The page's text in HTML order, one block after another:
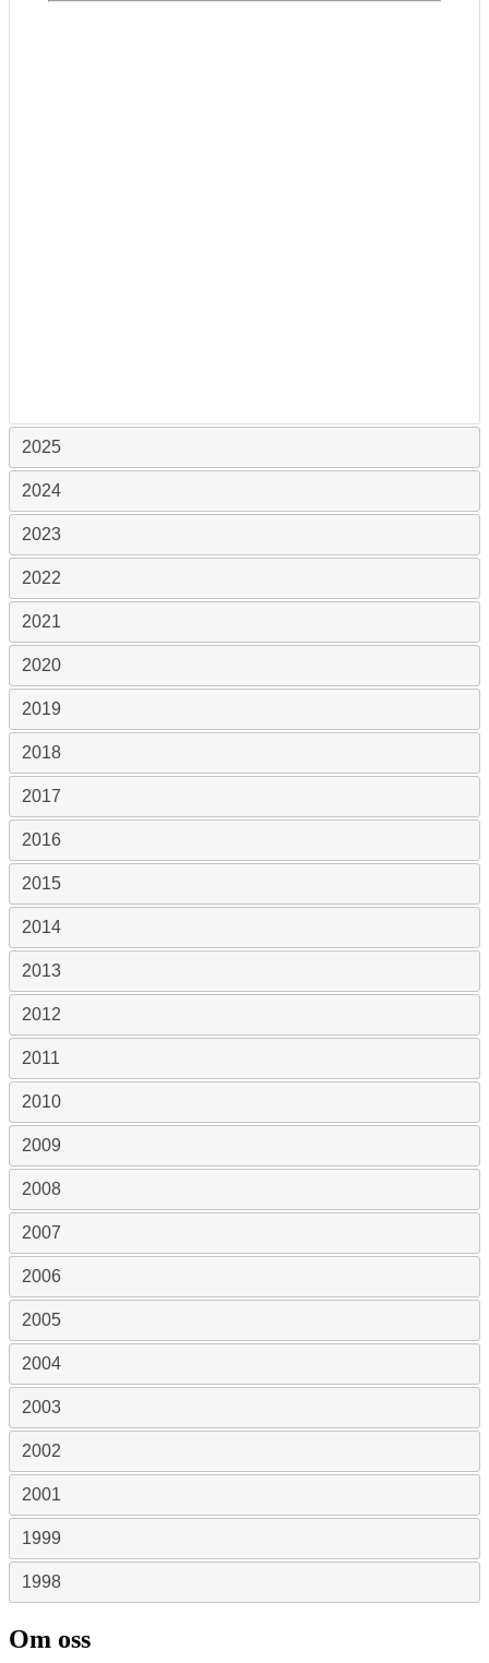
2025
2024
2023
2022
2021
2020
2019
2018
2017
2016
2015
2014
2013
2012
2011
2010
2009
2008
2007
2006
2005
2004
2003
2002
2001
1999
1998
Om oss